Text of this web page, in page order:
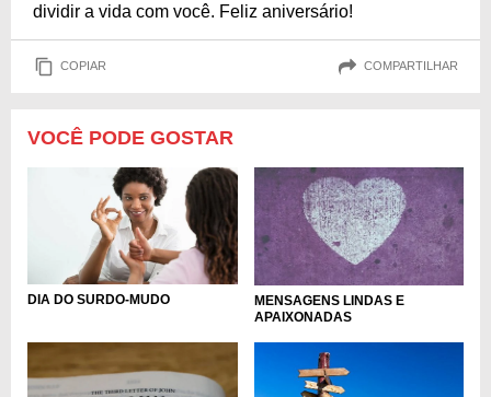
dividir a vida com você. Feliz aniversário!
COPIAR COMPARTILHAR
VOCÊ PODE GOSTAR
DIA DO SURDO-MUDO
MENSAGENS LINDAS E
APAIXONADAS